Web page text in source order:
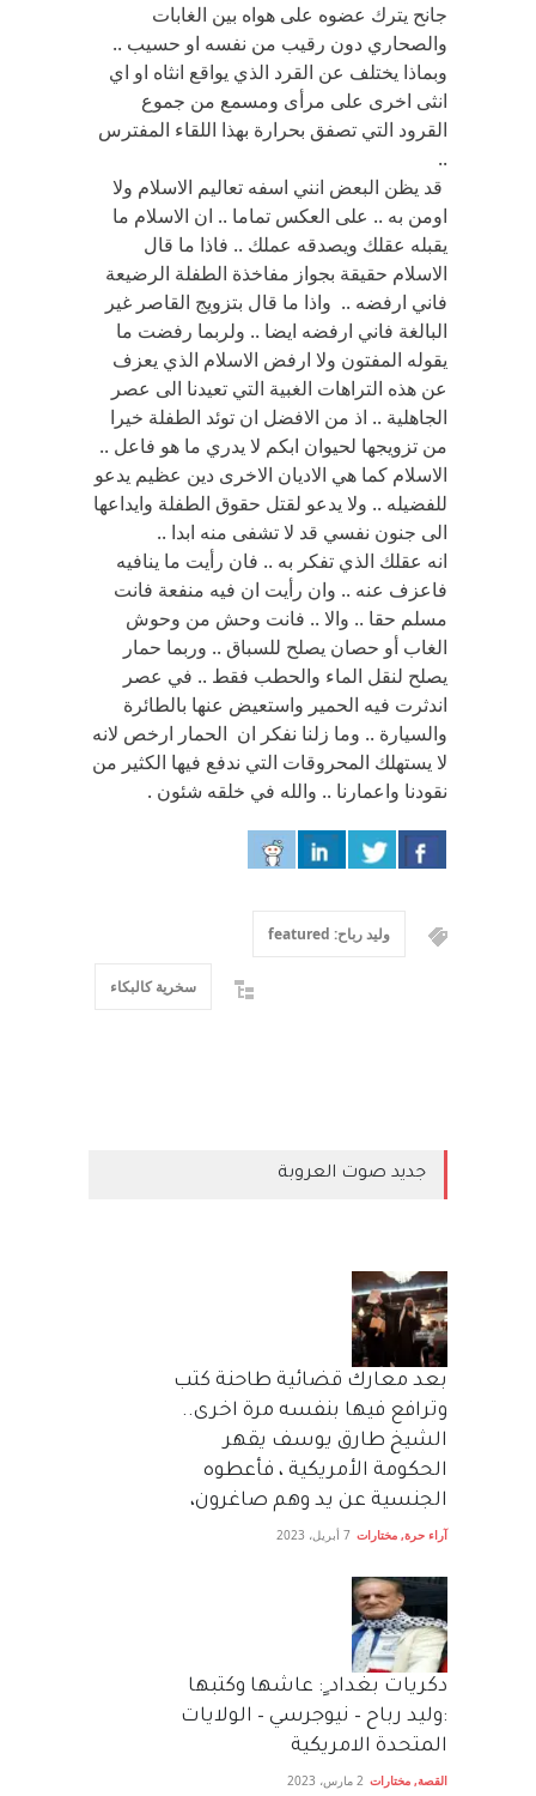
جانح يترك عضوه على هواه بين الغابات
والصحاري دون رقيب من نفسه او حسيب ..
وبماذا يختلف عن القرد الذي يواقع انثاه او اي
انثى اخرى على مرأى ومسمع من جموع
القرود التي تصفق بحرارة بهذا اللقاء المفترس
..
قد يظن البعض انني اسفه تعاليم الاسلام ولا
اومن به .. على العكس تماما .. ان الاسلام ما
يقبله عقلك ويصدقه عملك .. فاذا ما قال
الاسلام حقيقة بجواز مفاخذة الطفلة الرضيعة
فاني ارفضه .. واذا ما قال بتزويج القاصر غير
البالغة فاني ارفضه ايضا .. ولربما رفضت ما
يقوله المفتون ولا ارفض الاسلام الذي يعزف
عن هذه التراهات الغبية التي تعيدنا الى عصر
الجاهلية .. اذ من الافضل ان توئد الطفلة خيرا
من تزويجها لحيوان ابكم لا يدري ما هو فاعل ..
الاسلام كما هي الاديان الاخرى دين عظيم يدعو
للفضيله .. ولا يدعو لقتل حقوق الطفلة وايداعها
الى جنون نفسي قد لا تشفى منه ابدا ..
انه عقلك الذي تفكر به .. فان رأيت ما ينافيه
فاعزف عنه .. وان رأيت ان فيه منفعة فانت
مسلم حقا .. والا .. فانت وحش من وحوش
الغاب أو حصان يصلح للسباق .. وربما حمار
يصلح لنقل الماء والحطب فقط .. في عصر
اندثرت فيه الحمير واستعيض عنها بالطائرة
والسيارة .. وما زلنا نفكر ان الحمار ارخص لانه
لا يستهلك المحروقات التي ندفع فيها الكثير من
نقودنا واعمارنا .. والله في خلقه شئون .
وليد رباح: featured
سخرية كالبكاء
جديد صوت العروبة
بعد معارك قضائية طاحنة كتب
وترافع فيها بنفسه مرة اخرى..
الشيخ طارق يوسف يقهر
الحكومة الأمريكية ، فأعطوه
الجنسية عن يد وهم صاغرون،
آراء حرة, مختارات 7 أبريل، 2023
دكريات بغداد ٍ: عاشها وكتبها
:وليد رباح – نيوجرسي – الولايات
المتحدة الامريكية
القصة, مختارات 2 مارس، 2023